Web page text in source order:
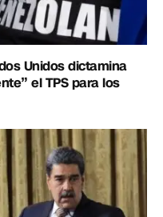
Unidos dictamina
el TPS para los